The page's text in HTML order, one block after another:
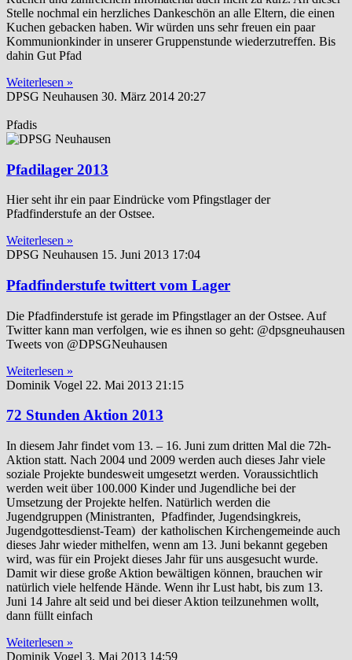
Stelle nochmal ein herzliches Dankeschön an alle Eltern, die einen
Kuchen gebacken haben. Wir würden uns sehr freuen ein paar
Kommunionkinder in unserer Gruppenstunde wiederzutreffen. Bis
dahin Gut Pfad
Weiterlesen »
DPSG Neuhausen 30. März 2014 20:27
Pfadis
Pfadilager 2013
Hier seht ihr ein paar Eindrücke vom Pfingstlager der
Pfadfinderstufe an der Ostsee.
Weiterlesen »
DPSG Neuhausen 15. Juni 2013 17:04
Pfadfinderstufe twittert vom Lager
Die Pfadfinderstufe ist gerade im Pfingstlager an der Ostsee. Auf
Twitter kann man verfolgen, wie es ihnen so geht: @dpsgneuhausen
Tweets von @DPSGNeuhausen
Weiterlesen »
Dominik Vogel 22. Mai 2013 21:15
72 Stunden Aktion 2013
In diesem Jahr findet vom 13. – 16. Juni zum dritten Mal die 72h-
Aktion statt. Nach 2004 und 2009 werden auch dieses Jahr viele
soziale Projekte bundesweit umgesetzt werden. Voraussichtlich
werden weit über 100.000 Kinder und Jugendliche bei der
Umsetzung der Projekte helfen. Natürlich werden die
Jugendgruppen (Ministranten, Pfadfinder, Jugendsingkreis,
Jugendgottesdienst-Team) der katholischen Kirchengemeinde auch
dieses Jahr wieder mithelfen, wenn am 13. Juni bekannt gegeben
wird, was für ein Projekt dieses Jahr für uns ausgesucht wurde.
Damit wir diese große Aktion bewältigen können, brauchen wir
natürlich viele helfende Hände. Wenn ihr Lust habt, bis zum 13.
Juni 14 Jahre alt seid und bei dieser Aktion teilzunehmen wollt,
dann füllt einfach
Weiterlesen »
Dominik Vogel 3. Mai 2013 14:59